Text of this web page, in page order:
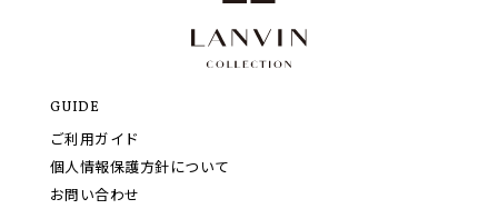
GUIDE
ご利用ガイド
個人情報保護方針について
お問い合わせ